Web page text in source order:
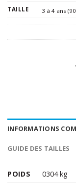
TAILLE
3 à 4 ans
INFORMATIONS
GUIDE DES TAILLES
POIDS
0304 kg